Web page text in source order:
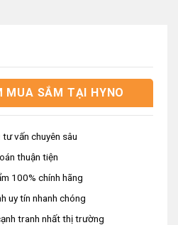
MUA SẮM TẠI HYNO
vấn chuyên sâu
thuận tiện
100% chính hãng
uy tín nhanh chóng
tranh nhất thị trường